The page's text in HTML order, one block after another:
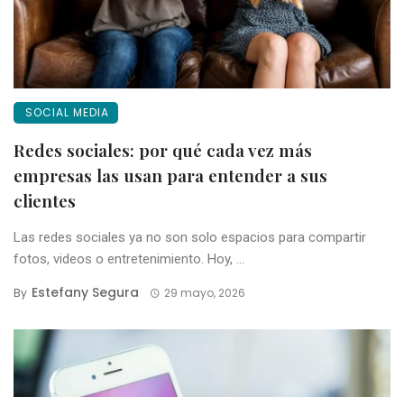
SOCIAL MEDIA
Redes sociales: por qué cada vez más
empresas las usan para entender a sus
clientes
Las redes sociales ya no son solo espacios para compartir
fotos, videos o entretenimiento. Hoy, ...
By Estefany Segura 29 mayo, 2026